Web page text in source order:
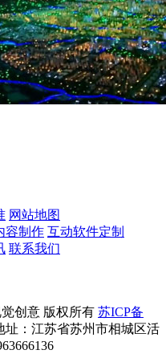
网站地图
容制作 互动软件定制
联系我们
创意 版权所有 苏ICP备
址：江苏省苏州市相城区活